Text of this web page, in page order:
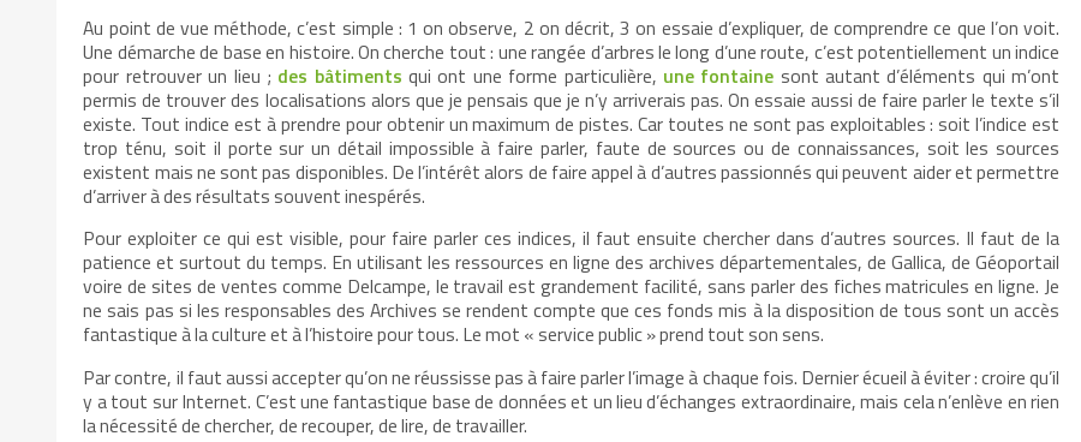
Au point de vue méthode, c’est simple : 1 on observe, 2 on décrit, 3 on essaie d’expliquer, de comprendre ce que l’on voit.
Une démarche de base en histoire. On cherche tout : une rangée d’arbres le long d’une route, c’est potentiellement un indice
pour retrouver un lieu ; des bâtiments qui ont une forme particulière, unefontaine sont autant d’éléments qui m’ont
permis de trouver des localisations alors que je pensais que je n’y arriverais pas. On essaie aussi de faire parler le texte s’il
existe. Tout indice est à prendre pour obtenir un maximum de pistes. Car toutes ne sont pas exploitables : soit l’indice est
trop ténu, soit il porte sur un détail impossible à faire parler, faute de sources ou de connaissances, soit les sources
existent mais ne sont pas disponibles. De l’intérêt alors de faire appel à d’autres passionnés qui peuvent aider et permettre
d’arriver à des résultats souvent inespérés.
Pour exploiter ce qui est visible, pour faire parler ces indices, il faut ensuite chercher dans d’autres sources. Il faut de la
patience et surtout du temps. En utilisant les ressources en ligne des archives départementales, de Gallica, de Géoportail
voire de sites de ventes comme Delcampe, le travail est grandement facilité, sans parler des fiches matricules en ligne. Je
ne sais pas si les responsables des Archives se rendent compte que ces fonds mis à la disposition de tous sont un accès
fantastique à la culture et à l’histoire pour tous. Le mot « service public » prend tout son sens.
Par contre, il faut aussi accepter qu’on ne réussisse pas à faire parler l’image à chaque fois. Dernier écueil à éviter : croire qu’il
y a tout sur Internet. C’est une fantastique base de données et un lieu d’échanges extraordinaire, mais cela n’enlève en rien
la nécessité de chercher, de recouper, de lire, de travailler.